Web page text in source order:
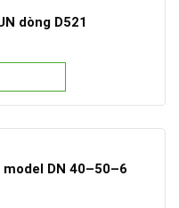
dòng D521
DN 40–50–6